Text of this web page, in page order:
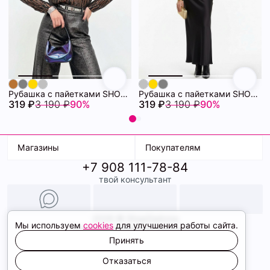
Рубашка с пайетками SHOPDAANNA 72458372\430
319 ₽3 190 ₽90%
Рубашка с пайетками SHOPDAANNA 72458371\718
319 ₽3 190 ₽90%
Магазины
ТК Терминал
ТРК Континент
Покупателям
Доставка
Условия оплаты
Образы
+7 908 111-78-84
твой консультант
Политика конфиденциальности
Соглашение cookie
Сайт создали
Мы используем cookies для улучшения работы сайта.
Принять
Отказаться